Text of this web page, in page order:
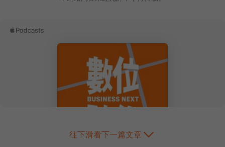
往下滑看下一篇文章